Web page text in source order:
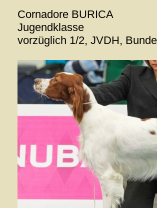
Cornadore BURICA
Jugendklasse
vorzüglich 1/2, JVDH,